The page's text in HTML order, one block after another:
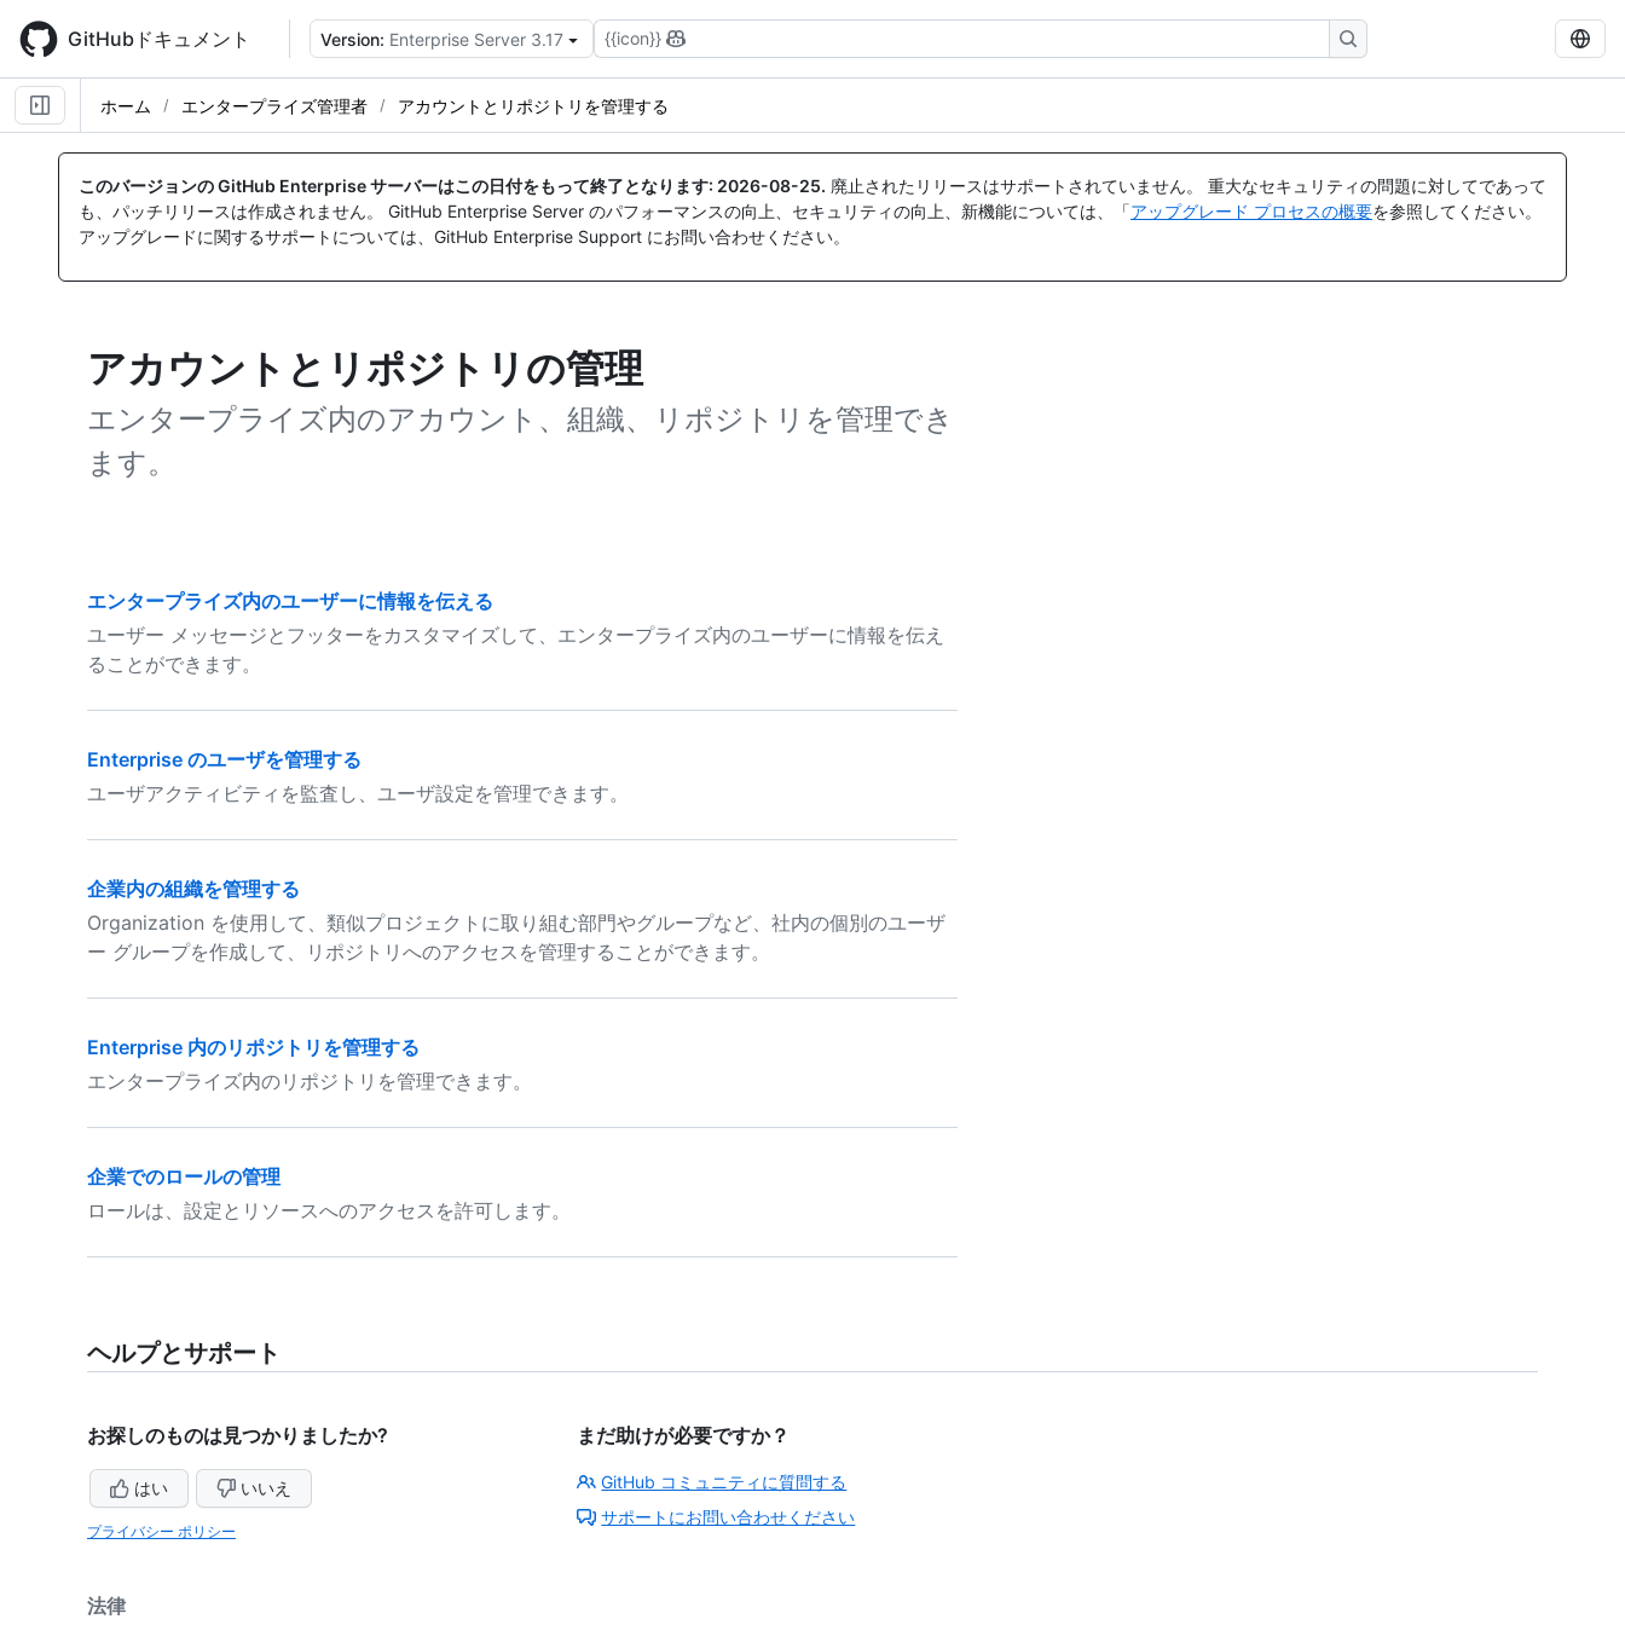
main
content
GitHubドキュメント Version: Enterprise Server 3.17 {{icon}}
ホーム エンタープライズ管理者 アカウントとリポジトリを管理する
このバージョンの GitHub Enterprise サーバーはこの日付をもって終了となります: 2026-08-25. 廃止されたリリースはサポートされていません。 重大なセキュリティの問題に対してであって
も、パッチリリースは作成されません。 GitHub Enterprise Server のパフォーマンスの向上、セキュリティの向上、新機能については、「アップグレード プロセスの概要を参照してください。
アップグレードに関するサポートについては、GitHub Enterprise Support にお問い合わせください。
アカウントとリポジトリの管理
エンタープライズ内のアカウント、組織、リポジトリを管理でき
ます。
エンタープライズ内のユーザーに情報を伝える
ユーザー メッセージとフッターをカスタマイズして、エンタープライズ内のユーザーに情報を伝え
ることができます。
Enterprise のユーザを管理する
ユーザアクティビティを監査し、ユーザ設定を管理できます。
企業内の組織を管理する
Organization を使用して、類似プロジェクトに取り組む部門やグループなど、社内の個別のユーザ
ー グループを作成して、リポジトリへのアクセスを管理することができます。
Enterprise 内のリポジトリを管理する
エンタープライズ内のリポジトリを管理できます。
企業でのロールの管理
ロールは、設定とリソースへのアクセスを許可します。
ヘルプとサポート
お探しのものは見つかりましたか?
はい いいえ
プライバシー ポリシー
まだ助けが必要ですか？
GitHub コミュニティに質問する
サポートにお問い合わせください
法律